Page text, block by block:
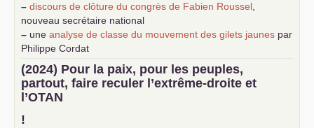
– discours de clôture du congrès de Fabien Roussel
nouveau secrétaire national
– une analyse de classe du mouvement des gilets jaunes par
Philippe Cordat
–
un texte de Jean-Claude Delaunay
le marxisme est la
science sociale de notre temps
–un appel proposé aux partis communistes et ouvrier
d’Europe
–
(2024) Pour la paix, pour les peuples,
partout, faire reculer l’extrême-droite et
l’OTAN
!